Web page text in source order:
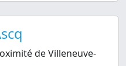
de Villeneuve-